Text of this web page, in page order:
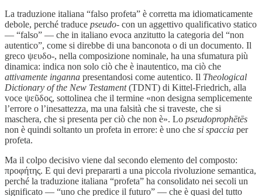
La traduzione italiana “falso profeta” è corretta ma idiomaticamente
debole, perché traduce pseudo- con un aggettivo qualificativo statico
— “falso” — che in italiano evoca anzitutto la categoria del “non
autentico”, come si direbbe di una banconota o di un documento. Il
greco ψευδο-, nella composizione nominale, ha una sfumatura più
dinamica: indica non solo ciò che è inautentico, ma ciò che
attivamente inganna presentandosi come autentico. Il Theological
Dictionary of the New Testament(TDNT) di Kittel-Friedrich, alla
voce ψεῦδος, sottolinea che il termine «non designa semplicemente
l’errore o l’inesattezza, ma una falsità che si traveste, che si
maschera, che si presenta per ciò che non è». Lo pseudoprophētēs
non è quindi soltanto un profeta in errore: è uno che si spaccia per
profeta.
Ma il colpo decisivo viene dal secondo elemento del composto:
προφήτης. E qui devi prepararti a una piccola rivoluzione semantica,
perché la traduzione italiana “profeta” ha consolidato nei secoli un
significato — “uno che predice il futuro” — che è quasi del tutto